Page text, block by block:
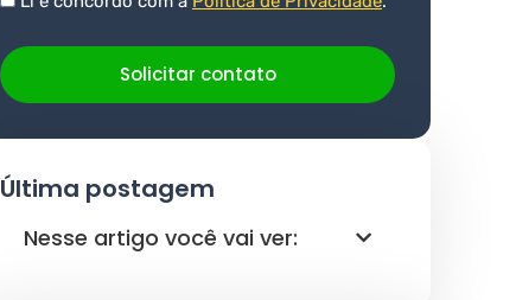
Solicitar contato
Última postagem
Nesse artigo você vai ver: